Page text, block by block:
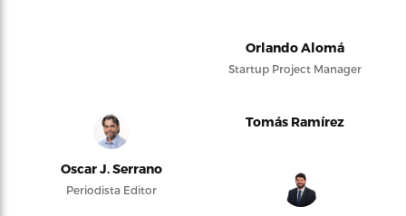
Orlando Alomá
Startup Project Manager
Oscar J. Serrano
Periodista Editor
Tomás Ramírez